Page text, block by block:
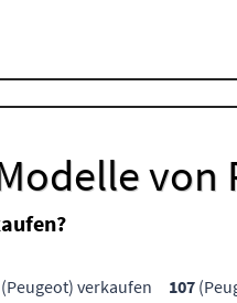
von
(Peugeot) verkaufen 107